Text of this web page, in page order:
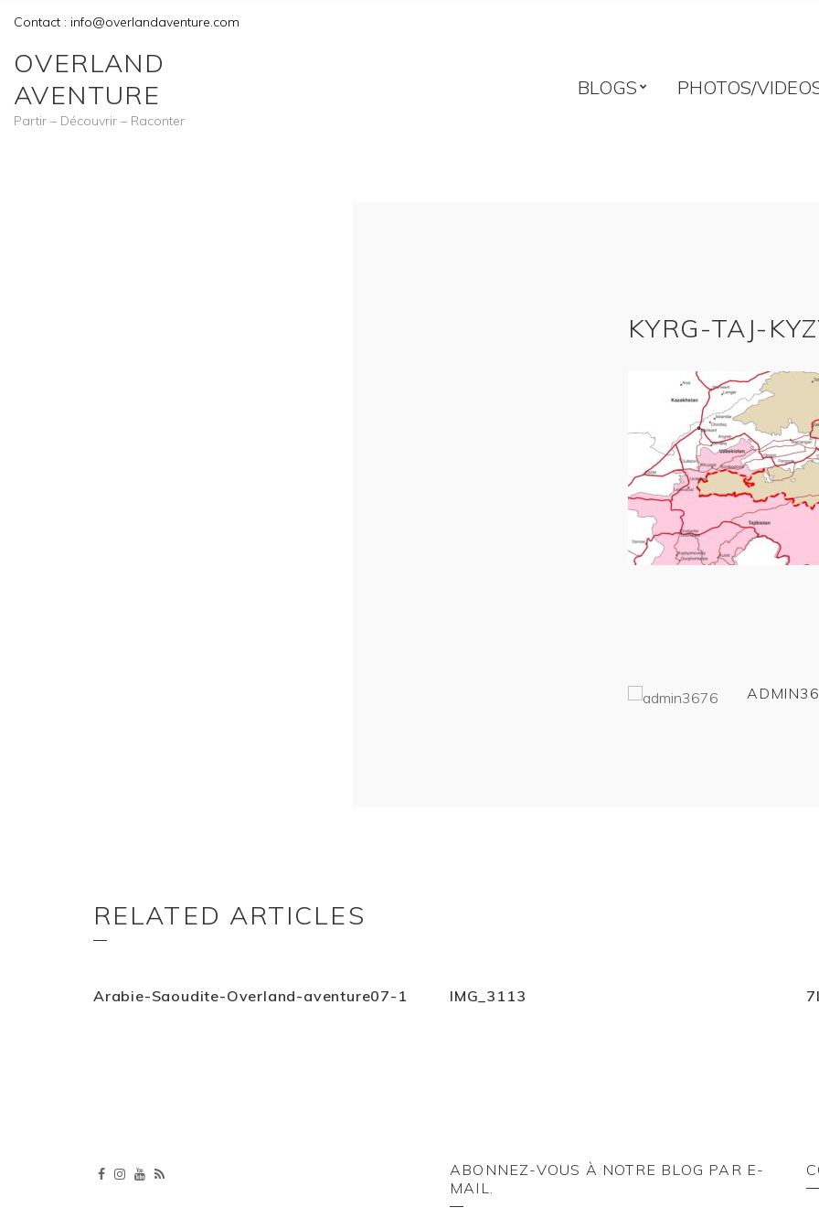
Contact : info@overlandaventure.com
OVERLAND
AVENTURE
Partir – Découvrir – Raconter
BLOGS PHOTOS/
KYRG-TAJ-
RELATED ARTICLES
Arabie-Saoudite-Overland-aventure07-1 IMG_3113
ABONNEZ-VOUS À NOTRE BLOG PAR E-
MAIL.